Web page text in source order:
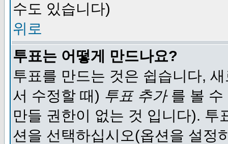
수도 있습니다)
위로
투표는 어떻게 만드나요?
투표를 만드는 것은 쉽습니다,
서 수정할 때) 투표 추가를 볼 수
만들 권한이 없는 것 입니다).
션을 선택하십시오(옵션을 설정